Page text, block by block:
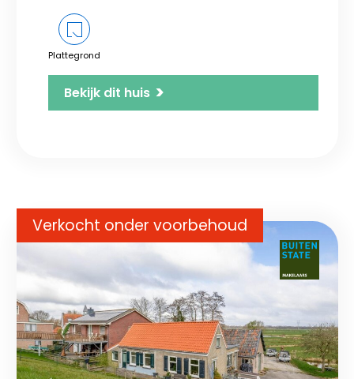
Plattegrond
Bekijk dit huis >
Verkocht onder voorbehoud